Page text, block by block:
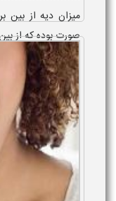
صورت بوده که از
به تنهایی، ارش
دیگر از اعضا، اتفاق